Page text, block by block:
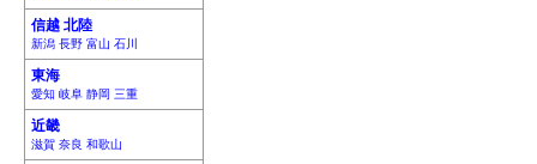
信越 北陸
新潟 長野 富山 石川
東海
愛知 岐阜 静岡 三重
近畿
滋賀 奈良 和歌山